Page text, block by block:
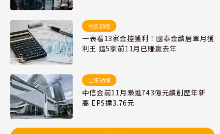
台股動態
一表看13家金控獲利！國泰金續居單月獲
利王 這5家前11月已賺贏去年
台股動態
中信金前11月賺進743億元續創歷年新
高 EPS達3.76元